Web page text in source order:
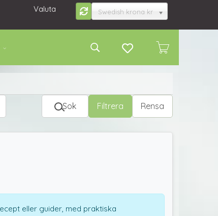
Valuta Swedish krona kr
Sok Filtrera Rensa
eller guider, med praktiska